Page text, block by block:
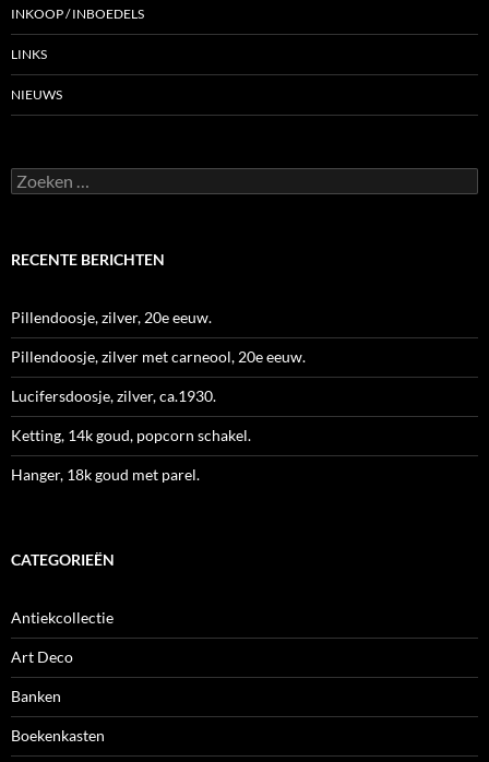
INKOOP / INBOEDELS
LINKS
NIEUWS
Zoeken
naar:
RECENTE BERICHTEN
Pillendoosje, zilver, 20e eeuw.
Pillendoosje, zilver met carneool, 20e eeuw.
Lucifersdoosje, zilver, ca.1930.
Ketting, 14k goud, popcorn schakel.
Hanger, 18k goud met parel.
CATEGORIEËN
Antiekcollectie
Art Deco
Banken
Boekenkasten